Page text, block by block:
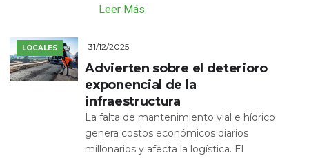
Leer Más
LOCALES 31/12/2025
Advierten sobre el deterioro
exponencial de la
infraestructura
La falta de mantenimiento vial e hídrico
genera costos económicos diarios
millonarios y afecta la logística. El